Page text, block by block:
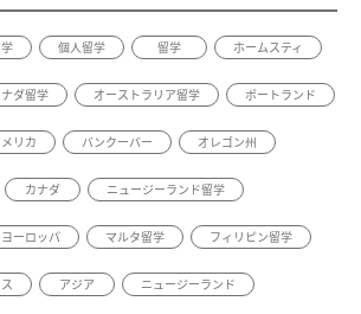
個人留学 留学 ホームスティ
ダ留学 オーストラリア留学 ポートランド
リカ バンクーバー オレゴン州
カナダ ニュージーランド留学
ヨーロッパ マルタ留学 フィリピン留学
アジア ニュージーランド